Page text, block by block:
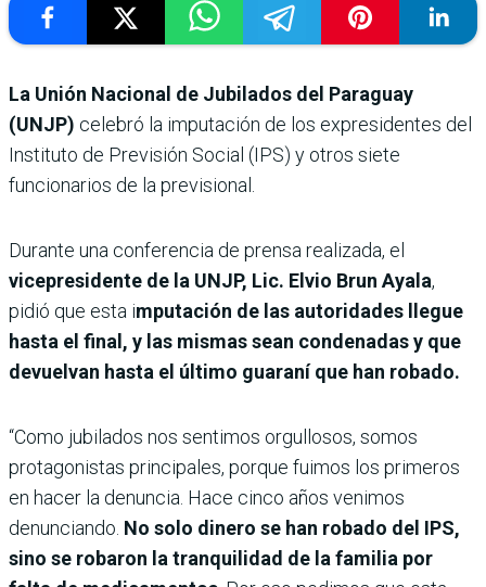
La Unión Nacional de Jubilados del Paraguay
(UNJP) celebró la imputación de los expresidentes del
Instituto de Previsión Social (IPS) y otros siete
funcionarios de la previsional.
Durante una conferencia de prensa realizada, el
vicepresidente de la UNJP, Lic. Elvio Brun Ayala,
pidió que esta imputación de las autoridades llegue
hasta el final, y las mismas sean condenadas y que
devuelvan hasta el último guaraní que han robado.
“Como jubilados nos sentimos orgullosos, somos
protagonistas principales, porque fuimos los primeros
en hacer la denuncia. Hace cinco años venimos
denunciando. No solo dinero se han robado del IPS,
sino se robaron la tranquilidad de la familia por